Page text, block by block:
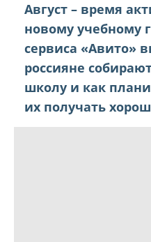
Август – время
новому учебному
сервиса «Авито»
россияне
школу и как
их получать